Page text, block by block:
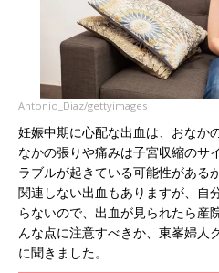
Antonio_Diaz/gettyimages
妊娠中期に心配な出血は、おなか
なかの張りや痛みは子宮収縮のサ
ラブルが起きている可能性がある
関連しない出血もありますが、自
らないので、出血が見られたら産
んな点に注意すべきか、東峯婦人
に聞きました。